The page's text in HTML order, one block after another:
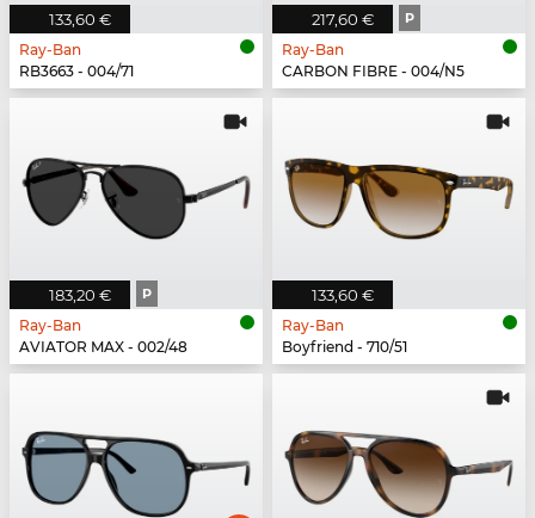
133,60 €
Ray-Ban
RB3663 - 004/71
217,60 € P
Ray-Ban
CARBON FIBRE - 004/N5
183,20 € P
Ray-Ban
AVIATOR MAX - 002/48
133,60 €
Ray-Ban
Boyfriend - 710/51